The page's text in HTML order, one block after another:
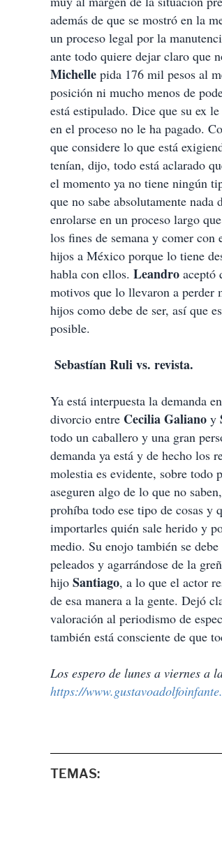
r
además de que se mostró en la
un proceso legal por la
ante todo quiere dejar claro que
Michelle pida 176 mil pesos al
posición ni mucho menos de
está estipulado. Dice que su ex
en el proceso no le ha pagado.
que considere lo que está
tenían, dijo, todo está aclarado
el momento ya no tiene ningún
que no sabe absolutamente
enrolarse en un proceso largo
los fines de semana y comer
hijos a México porque lo tiene
habla con ellos. Leandro aceptó
motivos que lo llevaron a perder
hijos como debe de ser, así que
posible.
Sebastían Ruli vs. revista.
Ya está interpuesta la demanda
divorcio entre Cecilia Galiano y
todo un caballero y una gran
demanda ya está y de hecho los
molestia es evidente, sobre todo
aseguren algo de lo que no
prohíba todo ese tipo de cosas y
importarles quién sale herido y
medio. Su enojo también se
peleados y agarrándose de la
hijo Santiago, a lo que el actor
de esa manera a la gente. Dejó
valoración al periodismo de
también está consciente de que
Los espero de lunes a viernes a
https://
TEMAS: